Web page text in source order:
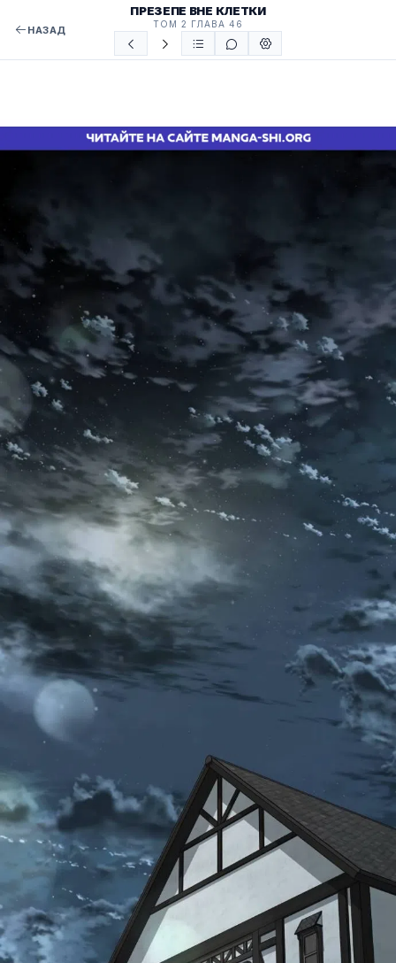
НАЗАД
ПРЕЗЕПЕ ВНЕ КЛЕТКИ
ТОМ 2 ГЛАВА 46